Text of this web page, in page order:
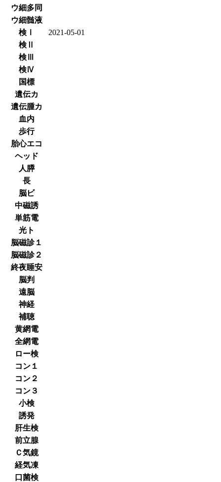
ウ細多同
ウ細髄液
検Ⅰ
2021-05-01
検Ⅱ
検Ⅲ
検Ⅳ
国標
遺伝カ
遺伝腫カ
血内
歩行
胎心エコ
ヘッド
人膵
長
脳ビ
中磁誘
単筋電
光ト
脳磁診１
脳磁診２
終夜睡安
脳判
遠脳
神経
補聴
黄網電
全網電
ロー検
コン１
コン２
コン３
小検
誘発
肝生検
前立腺
Ｃ気鏡
経気凍
口菌検